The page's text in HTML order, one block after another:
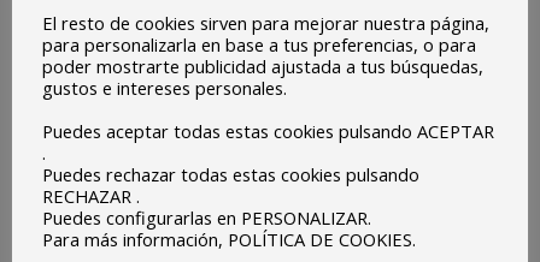
Esto supone un gran paso a delante en la consolidación en
las actividades de movilidad europea, buscando la mejora
de la institución y de la calidad educativa. Nos va a permitir
enseñanza y el aprendizaje fomentando los valores de
inclusión y diversidad, tolerancia y participación
democrática, así como promover el conocimiento sobre el
patrimonio europeo compartido y la riqueza de la
El resto de cookies sirven para mejorar nuestra página,
para personalizarla en base a tus preferencias, o para
poder mostrarte publicidad ajustada a tus búsquedas,
gustos e intereses personales.
Puedes aceptar todas estas cookies pulsando ACEPTAR
.
Puedes rechazar todas estas cookies pulsando
RECHAZAR .
Puedes configurarlas en PERSONALIZAR.
Para más información, POLÍTICA DE COOKIES.